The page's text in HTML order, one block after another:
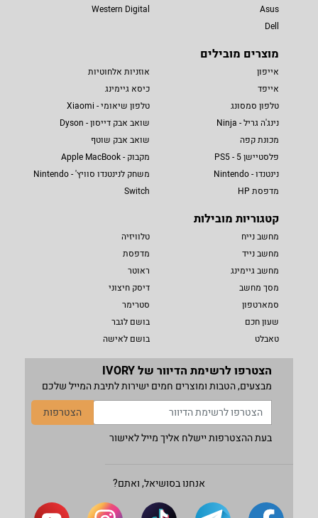
Asus
Dell
Western Digital
מוצרים מובילים
אייפון
אייפד
טלפון סמסונג
נינג'ה גריל - Ninja
מכונת קפה
פלסטיישן 5 - PS5
נינטנדו - Nintendo
מדפסת HP
אוזניות אלחוטיות
כיסא גיימינג
טלפון שיאומי - Xiaomi
שואב אבק דייסון - Dyson
שואב אבק שוטף
מקבוק - Apple MacBook
משחק לנינטנדו סוויץ' - Nintendo
Switch
קטגוריות מובילות
מחשב נייח
מחשב נייד
מחשב גיימינג
מסך מחשב
סמארטפון
שעון חכם
טאבלט
טלוויזיה
מדפסת
ראוטר
דיסק חיצוני
סטרימר
בושם לגבר
בושם לאישה
הצטרפו לרשימת הדיוור של IVORY
מבצעים, הטבות ומוצרים חמים ישירות לתיבת המייל שלכם
הצטרפות
בעת ההצטרפות יישלח אליך מייל לאישור
אנחנו בסושיאל, ואתם?